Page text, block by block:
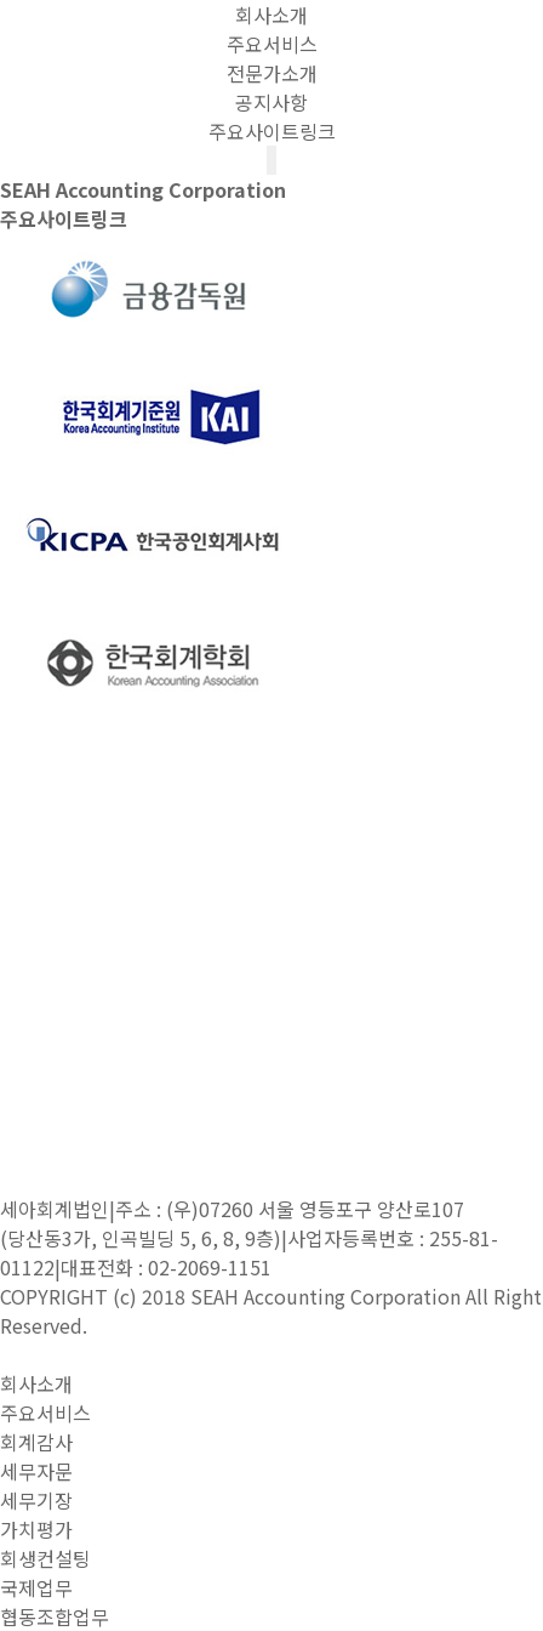
회사소개
주요서비스
전문가소개
공지사항
주요사이트링크
SEAH Accounting Corporation
주요사이트링크
세아회계법인|주소 : (우)07260 서울 영등포구 양산로107
(당산동3가, 인곡빌딩 5, 6, 8, 9층)|사업자등록번호 : 255-81-
01122|대표전화 : 02-2069-1151
COPYRIGHT (c) 2018 SEAH Accounting Corporation All Right
Reserved.
회사소개
주요서비스
회계감사
세무자문
세무기장
가치평가
회생컨설팅
국제업무
협동조합업무